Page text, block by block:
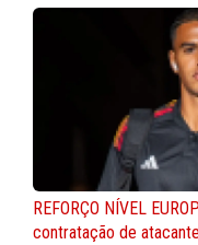
REFORÇO NÍVEL
contratação de